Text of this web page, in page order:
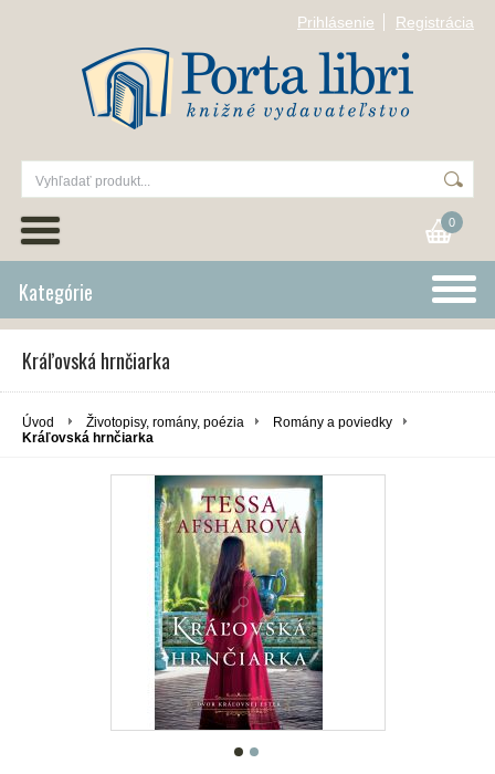
Prihlásenie Registrácia
0
Kategórie
Kráľovská hrnčiarka
Úvod Životopisy, romány, poézia
Romány a poviedky
Kráľovská hrnčiarka